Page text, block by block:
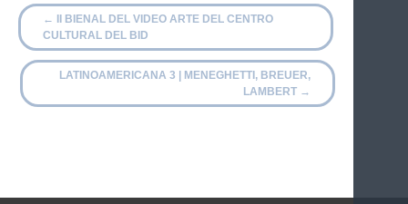
← II BIENAL DEL VIDEO ARTE DEL CENTRO
CULTURAL DEL BID
LATINOAMERICANA 3 | MENEGHETTI, BREUER,
LAMBERT →